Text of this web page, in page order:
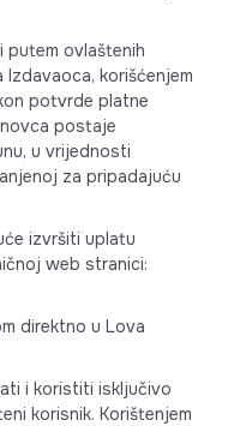
putem ovlaštenih
korišćenjem
potvrde platne
postaje
u vrijednosti
za pripadajuću
izvršiti uplatu
web stranici:
direktno u Lova
i koristiti isključivo
korisnik. Korištenjem